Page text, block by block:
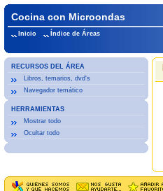
Cocina con Microondas
Inicio Índice de Áreas
RECURSOS DEL ÁREA
Libros, temarios, dvd's
Navegador temático
HERRAMIENTAS
Mostrar todo
Ocultar todo